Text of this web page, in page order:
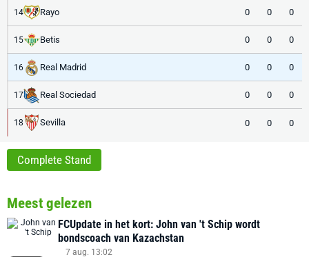
14 Rayo 0 0 0
15 Betis 0 0 0
16 Real Madrid 0 0 0
17 Real Sociedad 0 0 0
18 Sevilla 0 0 0
Complete Stand
Meest gelezen
FCUpdate in het kort: John van 't Schip wordt
bondscoach van Kazachstan
7 aug. 13:02